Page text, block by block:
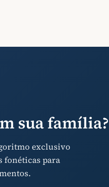
sua família?
exclusivo
fonéticas para